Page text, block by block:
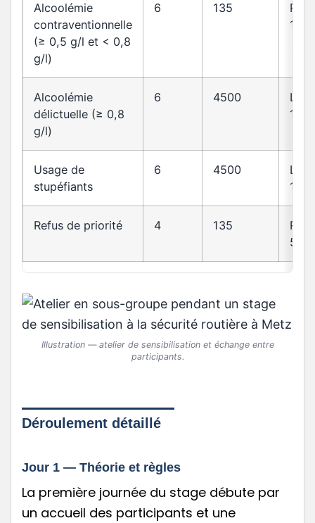
Alcoolémie
contraventionnelle
(≥ 0,5 g/l et < 0,8
g/l)
6 135
1
Alcoolémie
délictuelle (≥ 0,8
g/l)
6 4500
1
Usage de
stupéfiants
6 4500
1
Refus de priorité 4 135
5
Illustration — atelier de sensibilisation et échange entre
participants.
Déroulement détaillé
Jour 1 — Théorie et règles
La première journée du stage débute par
un accueil des participants et une